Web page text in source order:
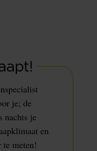
je; de
nachts je
en
meten!